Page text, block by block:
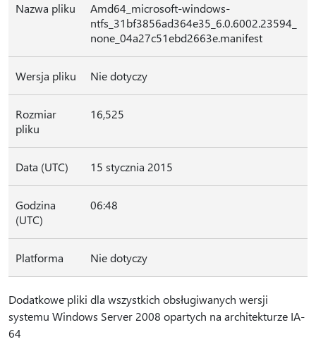
Nazwa pliku
Amd64_microsoft-windows-
ntfs_31bf3856ad364e35_6.0.6002.23594_
none_04a27c51ebd2663e.manifest
Wersja pliku Nie dotyczy
Rozmiar
pliku
16,525
Data (UTC) 15 stycznia 2015
Godzina
(UTC)
06:48
Platforma Nie dotyczy
Dodatkowe pliki dla wszystkich obsługiwanych wersji
systemu Windows Server 2008 opartych na architekturze IA-
64